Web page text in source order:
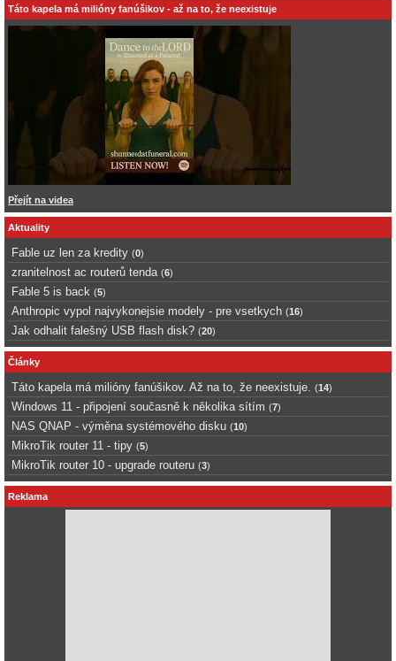
Táto kapela má milióny fanúšikov - až na to, že neexistuje
Přejít na videa
Aktuality
Fable uz len za kredity (0)
zranitelnost ac routerů tenda (6)
Fable 5 is back (5)
Anthropic vypol najvykonejsie modely - pre vsetkych (16)
Jak odhalit falešný USB flash disk? (20)
Články
Táto kapela má milióny fanúšikov. Až na to, že neexistuje. (14)
Windows 11 - připojení současně k několika sítím (7)
NAS QNAP - výměna systémového disku (10)
MikroTik router 11 - tipy (5)
MikroTik router 10 - upgrade routeru (3)
Reklama